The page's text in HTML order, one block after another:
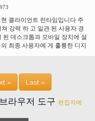
클라이언트 런타임입니다 주
강력 하 고 일관 된 사용자 경
데스크톱과 모바일 장치에 설
최종 사용자에 게 훌륭한 디지
높은-품질 비디오. 하이파이 텍
색상 매트릭스 필터와 함께
적인 미디어 작곡. 블렌드 모
식: GIF, JPEG, 및 PNG. 이 다
설치 프로그램입니다.
» Last »
라우저 도구 편집자에